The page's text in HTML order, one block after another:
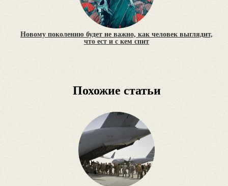
Новому поколению будет не важно, как человек выглядит,
что ест и с кем спит
Похожие статьи